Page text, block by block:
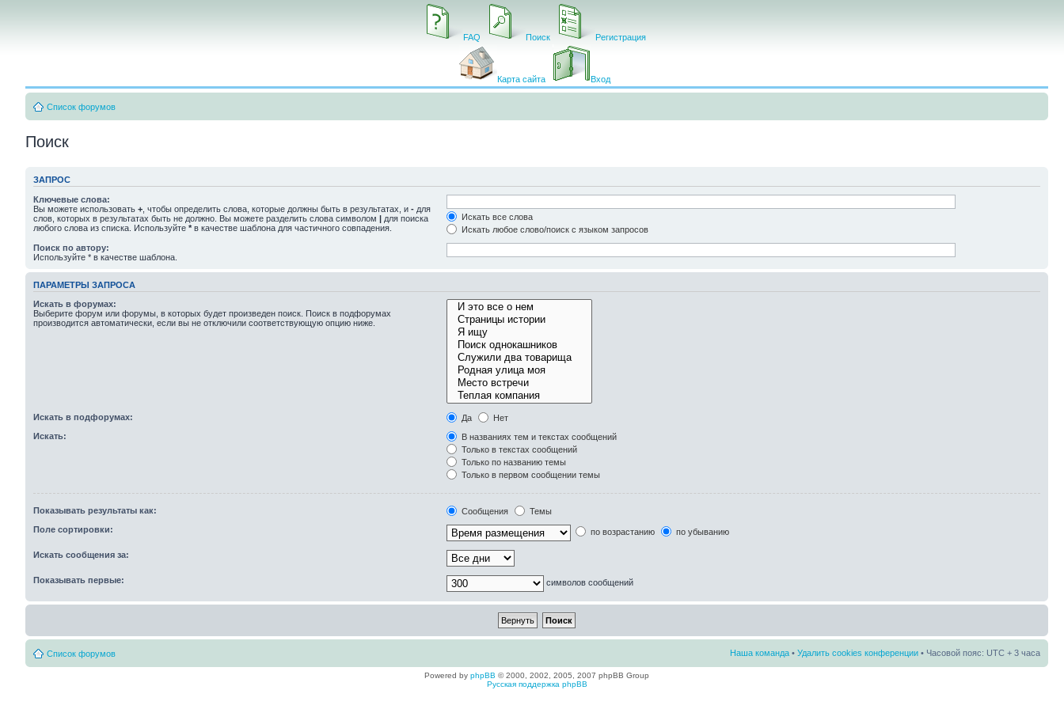
FAQ Поиск Регистрация
Карта сайта Вход
Список форумов
Поиск
ЗАПРОС
Ключевые слова:
Вы можете использовать + , чтобы определить слова, которые должны быть в результатах, и - для
слов, которых в результатах быть не должно. Вы можете разделить слова символом | для поиска
любого слова из списка. Используйте * в качестве шаблона для частичного совпадения.
Искать все слова
Искать любое слово/поиск с языком запросов
Поиск по автору:
Используйте * в качестве шаблона.
ПАРАМЕТРЫ ЗАПРОСА
Искать в форумах:
Выберите форум или форумы, в которых будет произведен поиск. Поиск в подфорумах
производится автоматически, если вы не отключили соответствующую опцию ниже.
Искать в подфорумах: Да
Нет
Искать:
В названиях тем и текстах сообщений
Только в текстах сообщений
Только по названию темы
Только в первом сообщении темы
Показывать результаты как: Сообщения
Темы
Поле сортировки:
по возрастанию по убыванию
Искать сообщения за:
Показывать первые: символов сообщений
Список форумов Наша команда • Удалить cookies конференции • Часовой пояс: UTC + 3 часа
Powered by phpBB © 2000, 2002, 2005, 2007 phpBB Group
Русская поддержка phpBB